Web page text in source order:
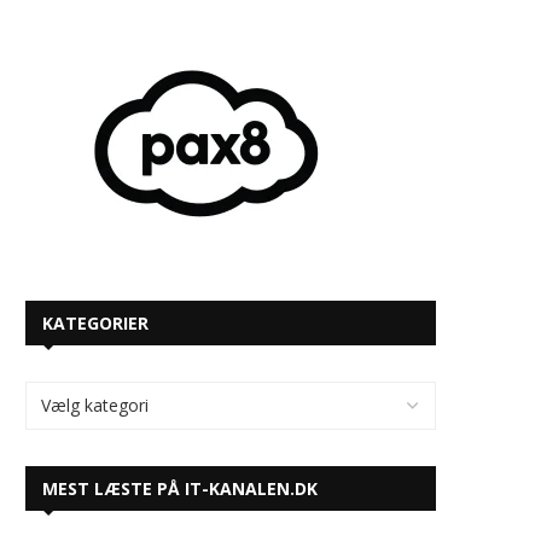
KATEGORIER
MEST LÆSTE PÅ IT-KANALEN.DK